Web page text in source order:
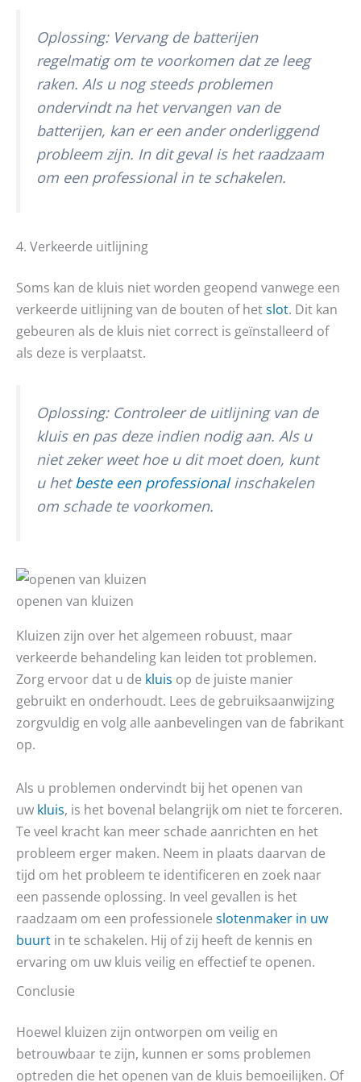
Oplossing: Vervang de batterijen
regelmatig om te voorkomen dat ze leeg
raken. Als u nog steeds problemen
ondervindt na het vervangen van de
batterijen, kan er een ander onderliggend
probleem zijn. In dit geval is het raadzaam
om een professional in te schakelen.
4. Verkeerde uitlijning
Soms kan de kluis niet worden geopend vanwege een
verkeerde uitlijning van de bouten of hetslot. Dit kan
gebeuren als de kluis niet correct is geïnstalleerd of
als deze is verplaatst.
Oplossing: Controleer de uitlijning van de
kluis en pas deze indien nodig aan. Als u
niet zeker weet hoe u dit moet doen, kunt
u hetbeste een professionalinschakelen
om schade te voorkomen.
openen van kluizen
Kluizen zijn over het algemeen robuust, maar
verkeerde behandeling kan leiden tot problemen.
Zorg ervoor dat u de kluis op de juiste manier
gebruikt en onderhoudt. Lees de gebruiksaanwijzing
zorgvuldig en volg alle aanbevelingen van de fabrikant
op.
Als u problemen ondervindt bij het openen van
uw kluis, is het bovenal belangrijk om niet te forceren.
Te veel kracht kan meer schade aanrichten en het
probleem erger maken. Neem in plaats daarvan de
tijd om het probleem te identificeren en zoek naar
een passende oplossing. In veel gevallen is het
raadzaam om een professionele slotenmaker in uw
buurt in te schakelen. Hij of zij heeft de kennis en
ervaring om uw kluis veilig en effectief te openen.
Conclusie
Hoewel kluizen zijn ontworpen om veilig en
betrouwbaar te zijn, kunnen er soms problemen
optreden die het openen van de kluis bemoeilijken. Of